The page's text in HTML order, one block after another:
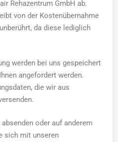
Rehazentrum GmbH ab.
von der Kostenübernahme
da diese lediglich
werden bei uns gespeichert
angefordert werden.
die wir aus
oder auf anderem
sich mit unseren